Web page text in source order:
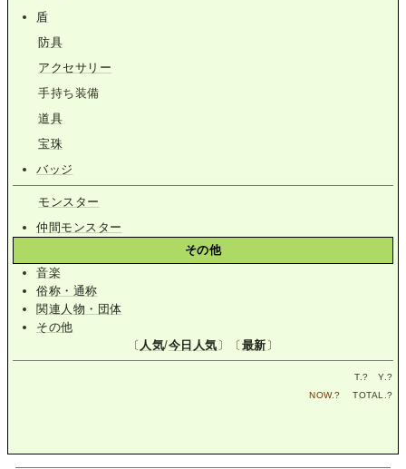
盾
防具
アクセサリー
手持ち装備
道具
宝珠
バッジ
モンスター
仲間モンスター
その他
音楽
俗称・通称
関連人物・団体
その他
〔 人気/今日人気 〕〔 最新 〕
T.? Y.?
NOW.? TOTAL.?